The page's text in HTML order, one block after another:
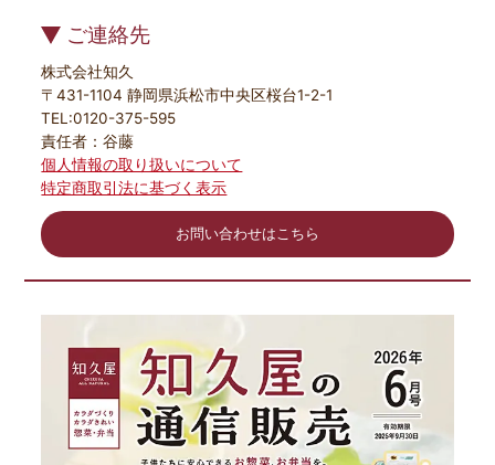
ご連絡先
株式会社知久
〒431-1104 静岡県浜松市中央区桜台1-2-1
TEL:0120-375-595
責任者：谷藤
個人情報の取り扱いについて
特定商取引法に基づく表示
お問い合わせはこちら